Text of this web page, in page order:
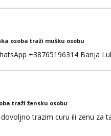
osoba traži mušku osobu
+38765196314 Banja
traži žensku osobu
trazim curu ili zenu za